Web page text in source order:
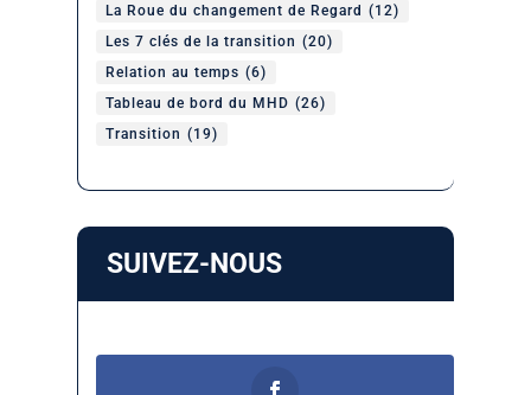
La Roue du changement de Regard (12)
Les 7 clés de la transition (20)
Relation au temps (6)
Tableau de bord du MHD (26)
Transition (19)
SUIVEZ-NOUS